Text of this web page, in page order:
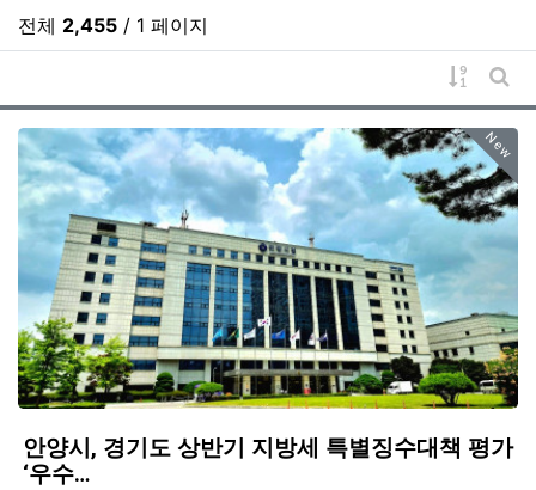
전체 2,455 / 1 페이지
게시물
게
New
안양시, 경기도 상반기 지방세 특별징수대책 평가
‘우수…